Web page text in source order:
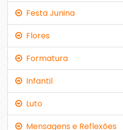
Festa Junina
Flores
Formatura
Infantil
Luto
Mensagens e Reflexões